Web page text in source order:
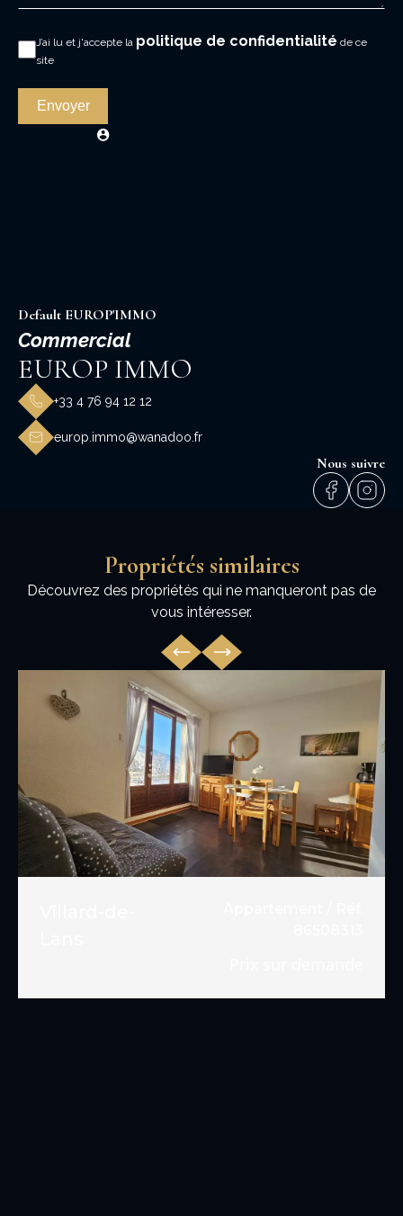
J’ai lu et j'accepte la politique de confidentialité de ce
site
Envoyer
Default EUROP'IMMO
Commercial
EUROP IMMO
+33 4 76 94 12 12
europ.immo@wanadoo.fr
Nous suivre
Propriétés similaires
Découvrez des propriétés qui ne manqueront pas de
vous intéresser.